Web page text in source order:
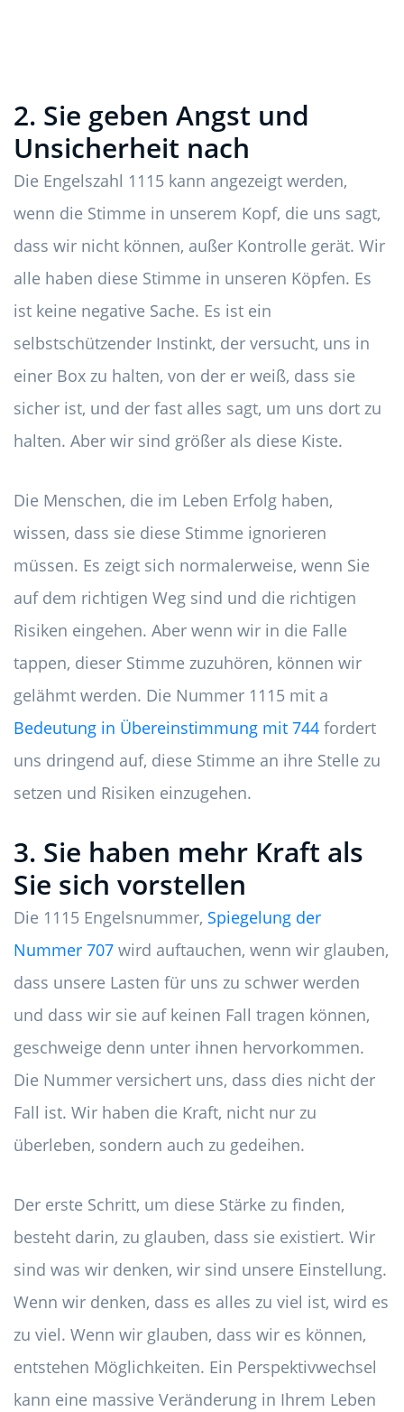
2. Sie geben Angst und
Unsicherheit nach
Die Engelszahl 1115 kann angezeigt werden,
wenn die Stimme in unserem Kopf, die uns sagt,
dass wir nicht können, außer Kontrolle gerät. Wir
alle haben diese Stimme in unseren Köpfen. Es
ist keine negative Sache. Es ist ein
selbstschützender Instinkt, der versucht, uns in
einer Box zu halten, von der er weiß, dass sie
sicher ist, und der fast alles sagt, um uns dort zu
halten. Aber wir sind größer als diese Kiste.
Die Menschen, die im Leben Erfolg haben,
wissen, dass sie diese Stimme ignorieren
müssen. Es zeigt sich normalerweise, wenn Sie
auf dem richtigen Weg sind und die richtigen
Risiken eingehen. Aber wenn wir in die Falle
tappen, dieser Stimme zuzuhören, können wir
gelähmt werden. Die Nummer 1115 mit a
Bedeutung in Übereinstimmung mit 744 fordert
uns dringend auf, diese Stimme an ihre Stelle zu
setzen und Risiken einzugehen.
3. Sie haben mehr Kraft als
Sie sich vorstellen
Die 1115 Engelsnummer, Spiegelung der
Nummer 707 wird auftauchen, wenn wir glauben,
dass unsere Lasten für uns zu schwer werden
und dass wir sie auf keinen Fall tragen können,
geschweige denn unter ihnen hervorkommen.
Die Nummer versichert uns, dass dies nicht der
Fall ist. Wir haben die Kraft, nicht nur zu
überleben, sondern auch zu gedeihen.
Der erste Schritt, um diese Stärke zu finden,
besteht darin, zu glauben, dass sie existiert. Wir
sind was wir denken, wir sind unsere Einstellung.
Wenn wir denken, dass es alles zu viel ist, wird es
zu viel. Wenn wir glauben, dass wir es können,
entstehen Möglichkeiten. Ein Perspektivwechsel
kann eine massive Veränderung in Ihrem Leben